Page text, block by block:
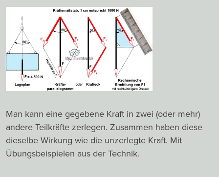
Man kann eine gegebene Kraft in zwei (oder mehr)
andere Teilkräfte zerlegen. Zusammen haben diese
dieselbe Wirkung wie die unzerlegte Kraft. Mit
Übungsbeispielen aus der Technik.